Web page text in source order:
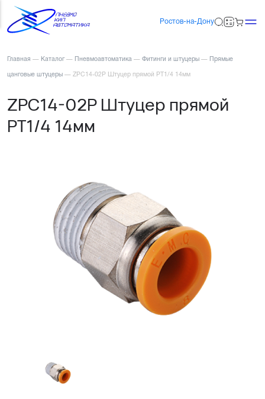
Ростов-на-Дону
Главная — Каталог — Пневмоавтоматика — Фитинги и штуцеры — Прямые
цанговые штуцеры — ZPC14-02P Штуцер прямой PT1/4 14мм
ZPC14-02P Штуцер прямой
PT1/4 14мм